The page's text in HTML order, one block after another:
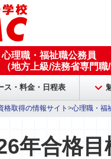
心理職・福祉職公務員
（地方上級/法務省専門
ス・料金・日程表
格取得の情報サイト >心理職・福
年合格